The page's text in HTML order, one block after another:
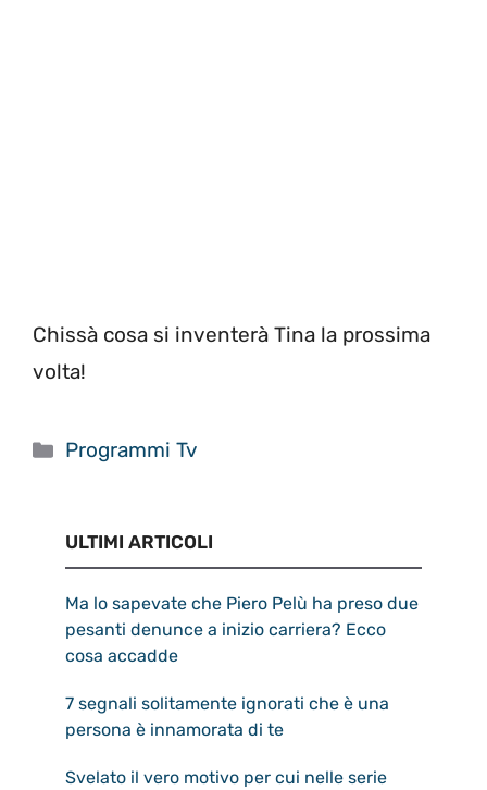
Chissà cosa si inventerà Tina la prossima
volta!
Categorie
Programmi Tv
ULTIMI ARTICOLI
Ma lo sapevate che Piero Pelù ha preso due
pesanti denunce a inizio carriera? Ecco
cosa accadde
7 segnali solitamente ignorati che è una
persona è innamorata di te
Svelato il vero motivo per cui nelle serie